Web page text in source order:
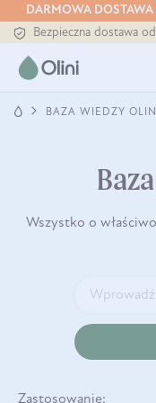
DARMOWA
Tłoczony zawsze na
Bezpieczna dostawa od
Tłoczony zawsze na
BAZA WIEDZY OLINI
Wszystko o
Zastosowanie: